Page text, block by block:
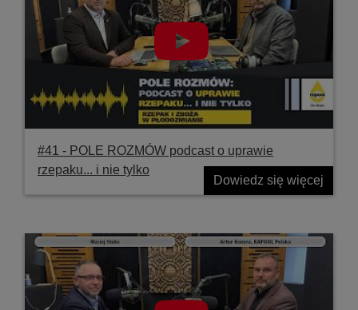
#41 ‐ POLE ROZMÓW podcast o uprawie
rzepaku... i nie tylko
Dowiedz się więcej